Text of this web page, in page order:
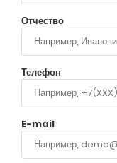
Отчество
Телефон
E-mail